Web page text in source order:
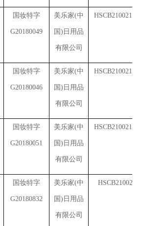
国妆特字
G20180049
美乐家(中
国)日用品
有限公司
国妆特字
G20180046
美乐家(中
国)日用品
有限公司
国妆特字
G20180051
美乐家(中
国)日用品
有限公司
国妆特字
G20180832
美乐家(中
国)日用品
有限公司
HSCB2100231